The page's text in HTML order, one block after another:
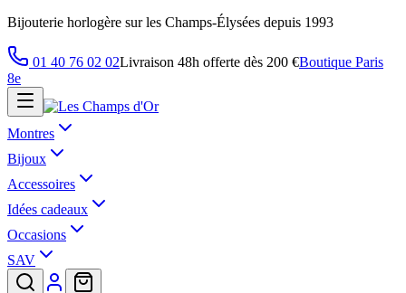
Bijouterie horlogère sur les Champs-Élysées depuis 1993
01 40 76 02 02Livraison 48h offerte dès 200 €Boutique Paris
8e
Montres
Bijoux
Accessoires
Idées cadeaux
Occasions
SAV